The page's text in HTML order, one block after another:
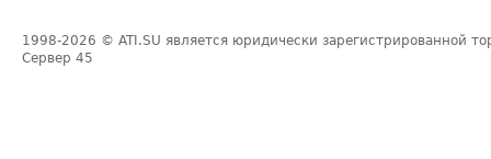
1998-2026 © ATI.SU является юридически зарегистрированной
Сервер 45